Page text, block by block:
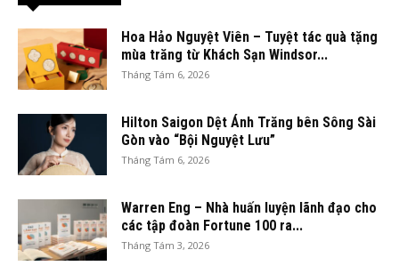
Hoa Hảo Nguyệt Viên – Tuyệt tác quà tặng
mùa trăng từ Khách Sạn Windsor...
Tháng Tám 6, 2026
Hilton Saigon Dệt Ánh Trăng bên Sông Sài
Gòn vào “Bội Nguyệt Lưu”
Tháng Tám 6, 2026
Warren Eng – Nhà huấn luyện lãnh đạo cho
các tập đoàn Fortune 100 ra...
Tháng Tám 3, 2026